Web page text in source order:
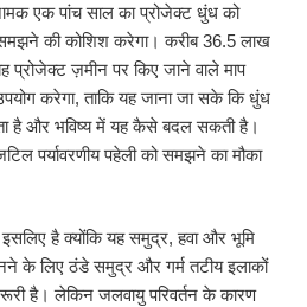
एक पांच साल का प्रोजेक्ट धुंध को
की कोशिश करेगा। करीब 36.5 लाख
प्रोजेक्ट ज़मीन पर किए जाने वाले माप
करेगा, ताकि यह जाना जा सके कि धुंध
है और भविष्य में यह कैसे बदल सकती है।
पर्यावरणीय पहेली को समझने का मौका
है क्योंकि यह समुद्र, हवा और भूमि
के लिए ठंडे समुद्र और गर्म तटीय इलाकों
है। लेकिन जलवायु परिवर्तन के कारण